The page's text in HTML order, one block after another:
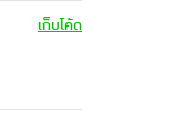
เก็บโค้ด